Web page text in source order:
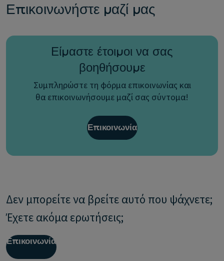
Επικοινωνήστε μαζί μας
Είμαστε έτοιμοι να σας
βοηθήσουμε
Συμπληρώστε τη φόρμα επικοινωνίας και
θα επικοινωνήσουμε μαζί σας σύντομα!
Επικοινωνία
Δεν μπορείτε να βρείτε αυτό που ψάχνετε;
Έχετε ακόμα ερωτήσεις;
Επικοινωνία